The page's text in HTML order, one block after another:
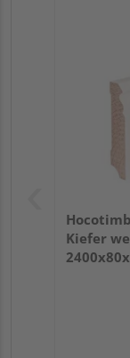
Kiefer